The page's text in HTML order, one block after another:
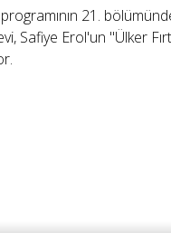
21.
Safiye Erol'un "Ülker